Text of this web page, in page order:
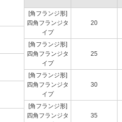
[角フランジ形]
四角フランジタ
イプ
20
[角フランジ形]
四角フランジタ
イプ
25
[角フランジ形]
四角フランジタ
イプ
30
[角フランジ形]
四角フランジタ
35